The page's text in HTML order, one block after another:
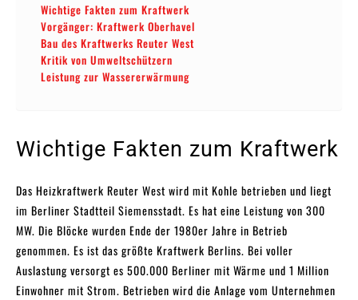
Wichtige Fakten zum Kraftwerk
Vorgänger: Kraftwerk Oberhavel
Bau des Kraftwerks Reuter West
Kritik von Umweltschützern
Leistung zur Wassererwärmung
Wichtige Fakten zum Kraftwerk
Das Heizkraftwerk Reuter West wird mit Kohle betrieben und liegt
im Berliner Stadtteil Siemensstadt. Es hat eine Leistung von 300
MW. Die Blöcke wurden Ende der 1980er Jahre in Betrieb
genommen. Es ist das größte Kraftwerk Berlins. Bei voller
Auslastung versorgt es 500.000 Berliner mit Wärme und 1 Million
Einwohner mit Strom. Betrieben wird die Anlage vom Unternehmen